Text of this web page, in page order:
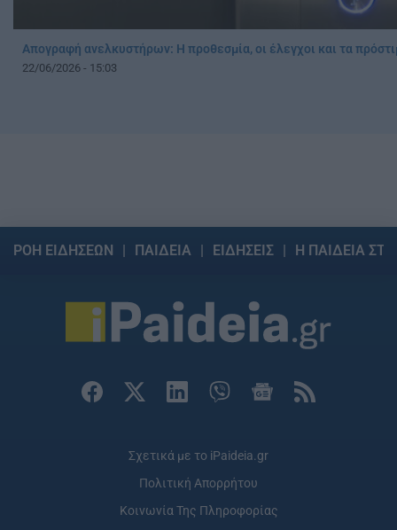
Απογραφή ανελκυστήρων: Η προθεσμία, οι έλεγχοι και τα
22/06/2026 - 15:03
ΡΟΗ ΕΙΔΗΣΕΩΝ ΠΑΙΔΕΙΑ ΕΙΔΗΣΕΙΣ Η ΠΑΙΔΕΙΑ
Σχετικά με το iPaideia.gr
Πολιτική Απορρήτου
Κοινωνία Της Πληροφορίας